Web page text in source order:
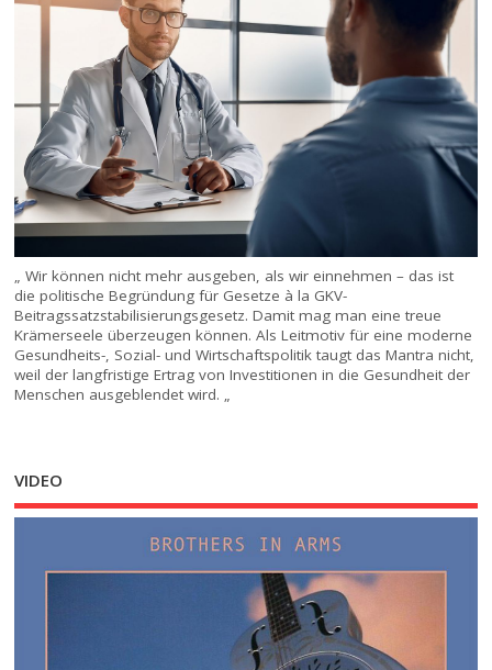
„ Wir können nicht mehr ausgeben, als wir einnehmen – das ist
die politische Begründung für Gesetze à la GKV-
Beitragssatzstabilisierungsgesetz. Damit mag man eine treue
Krämerseele überzeugen können. Als Leitmotiv für eine moderne
Gesundheits-, Sozial- und Wirtschaftspolitik taugt das Mantra nicht,
weil der langfristige Ertrag von Investitionen in die Gesundheit der
Menschen ausgeblendet wird. „
VIDEO